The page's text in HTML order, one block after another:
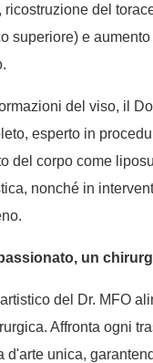
, ricostruzione del
superiore) e
del viso, il
esperto in
del corpo come
nonché in
un
artistico del Dr. MFO
Affronta ogni
d'arte unica,